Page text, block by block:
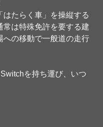
たらく車」を操縦する
は特殊免許を要する建
への移動で一般道の走行
を持ち運び、いつ